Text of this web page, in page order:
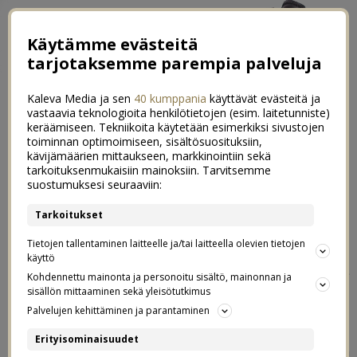
Käytämme evästeitä
tarjotaksemme parempia palveluja
Kaleva Media ja sen 40 kumppania käyttävät evästeitä ja
vastaavia teknologioita henkilötietojen (esim. laitetunniste)
keräämiseen. Tekniikoita käytetään esimerkiksi sivustojen
toiminnan optimoimiseen, sisältösuosituksiin,
kävijämäärien mittaukseen, markkinointiin sekä
tarkoituksenmukaisiin mainoksiin. Tarvitsemme
suostumuksesi seuraaviin:
Tarkoitukset
Tietojen tallentaminen laitteelle ja/tai laitteella olevien tietojen
käyttö
Kohdennettu mainonta ja personoitu sisältö, mainonnan ja
sisällön mittaaminen sekä yleisötutkimus
Palvelujen kehittäminen ja parantaminen
Erityisominaisuudet
Kirjavinkit syyslomalle lapsille ja
aikuisille
Kaupallinen yhteistyö WSOY &
TAMMI
Niin vaan tämä syksy on vierähtänyt jo siihen pisteeseen,
että ensi viikolla me vietetään syyslomaa! Ihan älyttömän